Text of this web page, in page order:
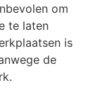
om
te laten
is
de